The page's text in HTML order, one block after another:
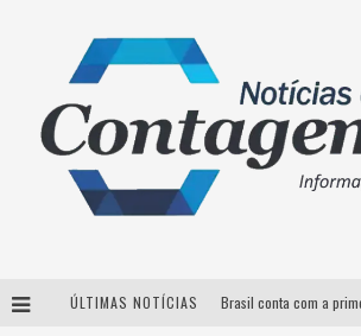
ÚLTIMAS NOTÍCIAS